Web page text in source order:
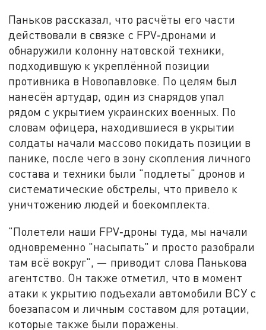
Паньков рассказал, что расчёты его части
действовали в связке с FPV‑дронами и
обнаружили колонну натовской техники,
подходившую к укреплённой позиции
противника в Новопавловке. По целям был
нанесён артудар, один из снарядов упал
рядом с укрытием украинских военных. По
словам офицера, находившиеся в укрытии
солдаты начали массово покидать позиции в
панике, после чего в зону скопления личного
состава и техники были "подлеты" дронов и
систематические обстрелы, что привело к
уничтожению людей и боекомплекта.
"Полетели наши FPV‑дроны туда, мы начали
одновременно "насыпать" и просто разобрали
там всё вокруг", — приводит слова Панькова
агентство. Он также отметил, что в момент
атаки к укрытию подъехали автомобили ВСУ с
боезапасом и личным составом для ротации,
которые также были поражены.